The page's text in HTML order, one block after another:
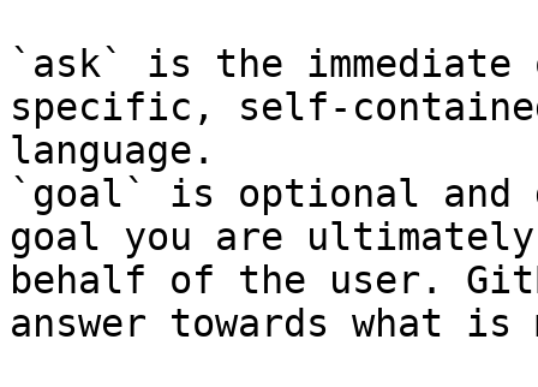
`ask` is the
specific, self-
language.
`goal` is optional and
goal you are
behalf of the user.
answer towards what